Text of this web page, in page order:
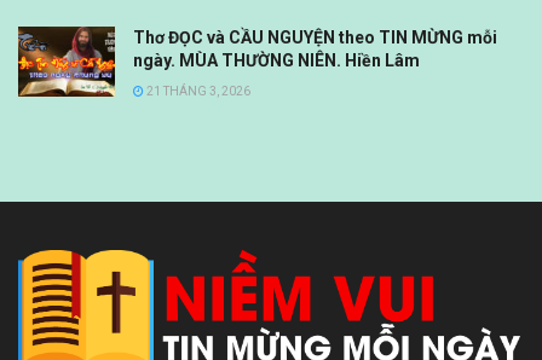
Thơ ĐỌC và CẦU NGUYỆN theo TIN MỪNG mỗi
ngày. MÙA THƯỜNG NIÊN. Hiền Lâm
21 THÁNG 3, 2026